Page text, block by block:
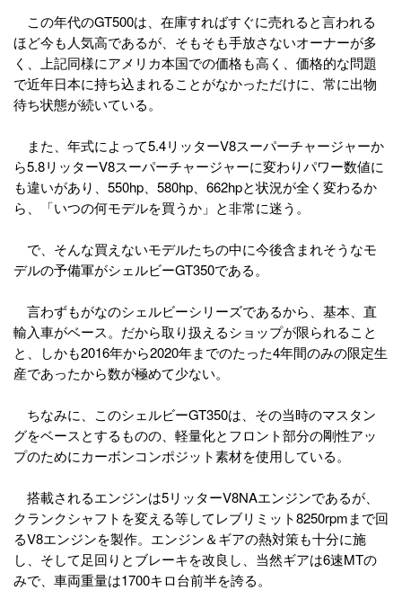
この年代のGT500は、在庫すればすぐに売れると言われる
ほど今も人気高であるが、そもそも手放さないオーナーが多
く、上記同様にアメリカ本国での価格も高く、価格的な問題
で近年日本に持ち込まれることがなかっただけに、常に出物
待ち状態が続いている。
また、年式によって5.4リッターV8スーパーチャージャーか
ら5.8リッターV8スーパーチャージャーに変わりパワー数値に
も違いがあり、550hp、580hp、662hpと状況が全く変わるか
ら、「いつの何モデルを買うか」と非常に迷う。
で、そんな買えないモデルたちの中に今後含まれそうなモ
デルの予備軍がシェルビーGT350である。
言わずもがなのシェルビーシリーズであるから、基本、直
輸入車がベース。だから取り扱えるショップが限られること
と、しかも2016年から2020年までのたった4年間のみの限定生
産であったから数が極めて少ない。
ちなみに、このシェルビーGT350は、その当時のマスタン
グをベースとするものの、軽量化とフロント部分の剛性アッ
プのためにカーボンコンポジット素材を使用している。
搭載されるエンジンは5リッターV8NAエンジンであるが、
クランクシャフトを変える等してレブリミット8250rpmまで回
るV8エンジンを製作。エンジン＆ギアの熱対策も十分に施
し、そして足回りとブレーキを改良し、当然ギアは6速MTの
みで、車両重量は1700キロ台前半を誇る。